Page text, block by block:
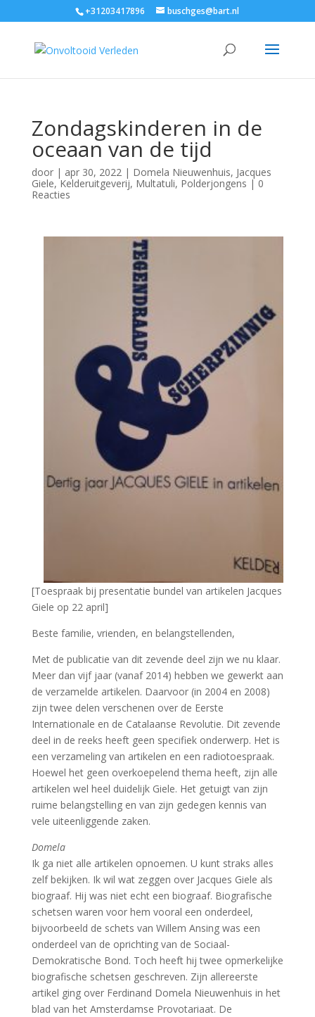
+31203417896 buschges@bart.nl
Zondagskinderen in de
oceaan van de tijd
door | apr 30, 2022| Domela Nieuwenhuis, Jacques
Giele,Kelderuitgeverij, Multatuli, Polderjongens | 0
Reacties
[Toespraak bij presentatie bundel van artikelen Jacques
Giele op 22 april]
Beste familie, vrienden, en belangstellenden,
Met de publicatie van dit zevende deel zijn we nu klaar.
Meer dan vijf jaar (vanaf 2014) hebben we gewerkt aan
de verzamelde artikelen. Daarvoor (in 2004 en 2008)
zijn twee delen verschenen over de Eerste
Internationale en de Catalaanse Revolutie. Dit zevende
deel in de reeks heeft geen specifiek onderwerp. Het is
een verzameling van artikelen en een radiotoespraak.
Hoewel het geen overkoepelend thema heeft, zijn alle
artikelen wel heel duidelijk Giele. Het getuigt van zijn
ruime belangstelling en van zijn gedegen kennis van
vele uiteenliggende zaken.
Domela
Ik ga niet alle artikelen opnoemen. U kunt straks alles
zelf bekijken. Ik wil wat zeggen over Jacques Giele als
biograaf. Hij was niet echt een biograaf. Biografische
schetsen waren voor hem vooral een onderdeel,
bijvoorbeeld de schets van Willem Ansing was een
onderdeel van de oprichting van de Sociaal-
Demokratische Bond. Toch heeft hij twee opmerkelijke
biografische schetsen geschreven. Zijn allereerste
artikel ging over Ferdinand Domela Nieuwenhuis in het
blad van het Amsterdamse Provotariaat. De